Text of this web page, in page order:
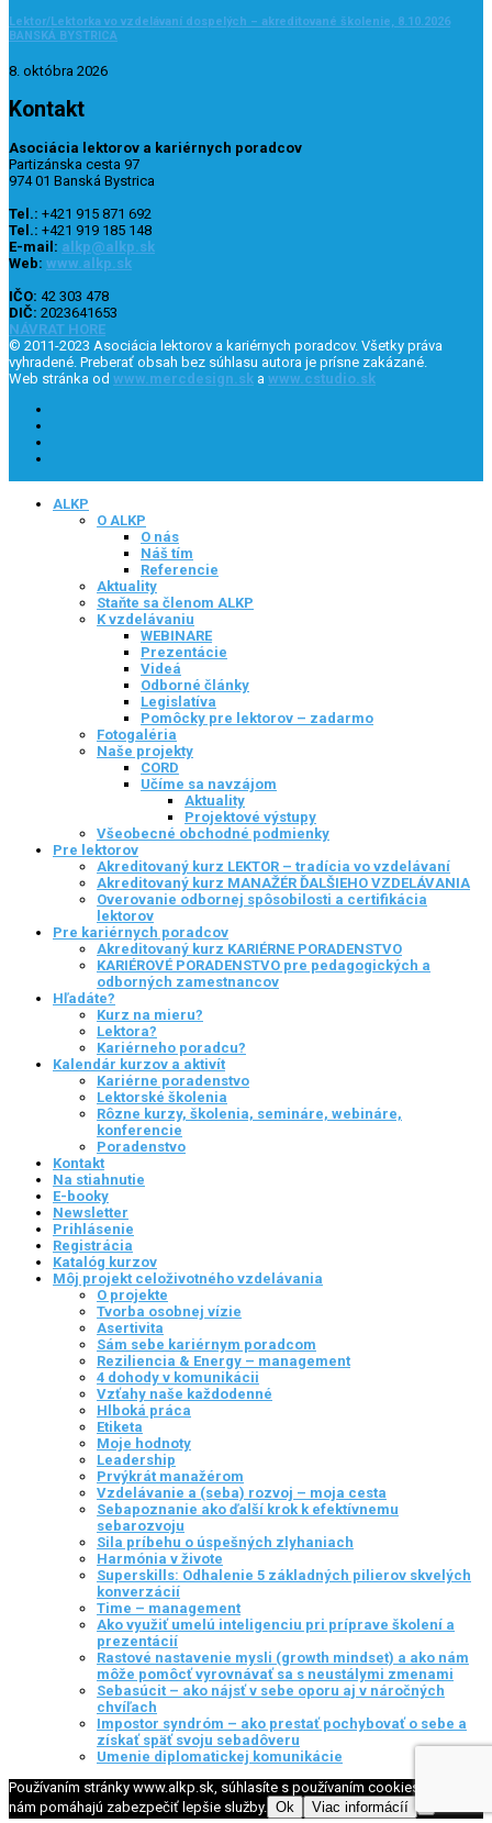
Lektor/Lektorka vo vzdelávaní dospelých – akreditované školenie, 8.10.2026
BANSKÁ BYSTRICA
8. októbra 2026
Kontakt
Asociácia lektorov a kariérnych poradcov
Partizánska cesta 97
974 01 Banská Bystrica
Tel.: +421 915 871 692
Tel.: +421 919 185 148
E-mail: alkp@alkp.sk
Web: www.alkp.sk
IČO: 42 303 478
DIČ: 2023641653
NÁVRAT HORE
© 2011-2023 Asociácia lektorov a kariérnych poradcov. Všetky práva
vyhradené. Preberať obsah bez súhlasu autora je prísne zakázané.
Web stránka od www.mercdesign.sk a www.cstudio.sk
ALKP
O ALKP
O nás
Náš tím
Referencie
Aktuality
Staňte sa členom ALKP
K vzdelávaniu
WEBINARE
Prezentácie
Videá
Odborné články
Legislatíva
Pomôcky pre lektorov – zadarmo
Fotogaléria
Naše projekty
CORD
Učíme sa navzájom
Aktuality
Projektové výstupy
Všeobecné obchodné podmienky
Pre lektorov
Akreditovaný kurz LEKTOR – tradícia vo vzdelávaní
Akreditovaný kurz MANAŽÉR ĎALŠIEHO VZDELÁVANIA
Overovanie odbornej spôsobilosti a certifikácia
lektorov
Pre kariérnych poradcov
Akreditovaný kurz KARIÉRNE PORADENSTVO
KARIÉROVÉ PORADENSTVO pre pedagogických a
odborných zamestnancov
Hľadáte?
Kurz na mieru?
Lektora?
Kariérneho poradcu?
Kalendár kurzov a aktivít
Kariérne poradenstvo
Lektorské školenia
Rôzne kurzy, školenia, semináre, webináre,
konferencie
Poradenstvo
Kontakt
Na stiahnutie
E-booky
Newsletter
Prihlásenie
Registrácia
Katalóg kurzov
Môj projekt celoživotného vzdelávania
O projekte
Tvorba osobnej vízie
Asertivita
Sám sebe kariérnym poradcom
Reziliencia & Energy – management
4 dohody v komunikácii
Vzťahy naše každodenné
Hlboká práca
Etiketa
Moje hodnoty
Leadership
Prvýkrát manažérom
Vzdelávanie a (seba) rozvoj – moja cesta
Sebapoznanie ako ďalší krok k efektívnemu
sebarozvoju
Sila príbehu o úspešných zlyhaniach
Harmónia v živote
Superskills: Odhalenie 5 základných pilierov skvelých
konverzácií
Time – management
Ako využiť umelú inteligenciu pri príprave školení a
prezentácií
Rastové nastavenie mysli (growth mindset) a ako nám
môže pomôcť vyrovnávať sa s neustálymi zmenami
Sebasúcit – ako nájsť v sebe oporu aj v náročných
chvíľach
Impostor syndróm – ako prestať pochybovať o sebe a
získať späť svoju sebadôveru
Umenie diplomatickej komunikácie
Používaním stránky www.alkp.sk, súhlasíte s používaním cookies, ktoré
nám pomáhajú zabezpečiť lepšie služby. Ok Viac informácíí